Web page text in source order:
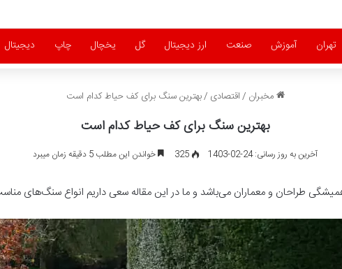
تهران آموزش صنعت ارز دیجیتال گل یخچال چاپ دیجیتال
مخبران /اقتصادی /بهترین سنگ برای کف حیاط کدام است
بهترین سنگ برای کف حیاط کدام است
آخرین به روز رسانی: 24-02-1403 325 خواندن این مطلب 5 دقیقه زمان میبرد
طراحان و معماران می‌باشد و ما در این مقاله سعی داریم انواع سنگ‌های